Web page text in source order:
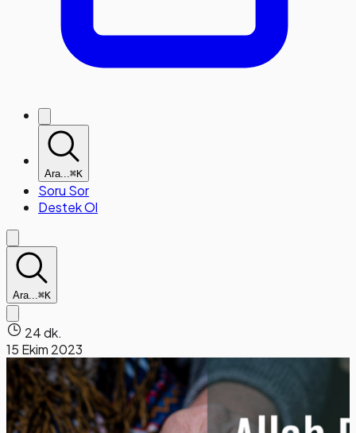
Ara...⌘K
Soru Sor
Destek Ol
Ara...⌘K
24 dk.
15 Ekim 2023